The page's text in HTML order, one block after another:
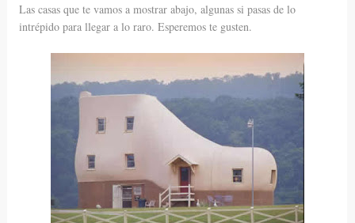
Las casas que te vamos a mostrar abajo, algunas si pasas de lo
intrépido para llegar a lo raro. Esperemos te gusten.